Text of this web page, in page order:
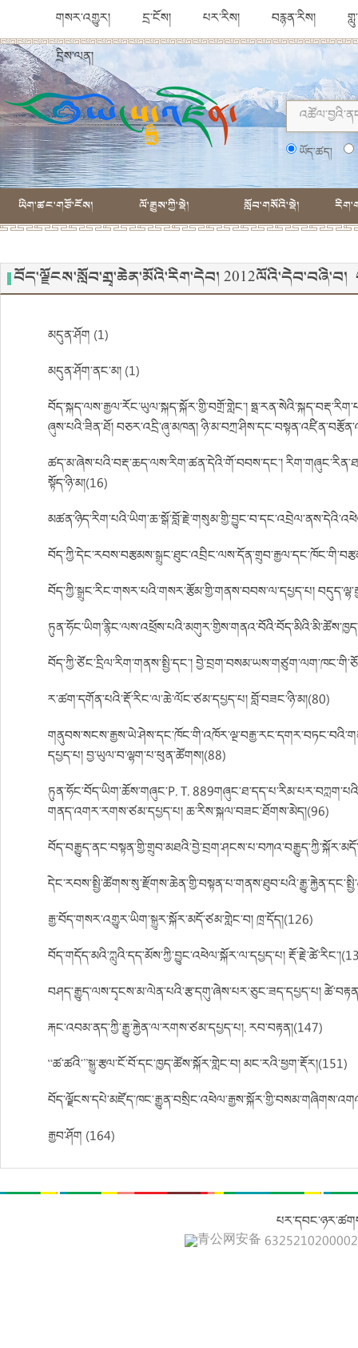
གསར་འགྱུར། དྲ་ངོས། པར་རིས། བརྙན་རིས།
དྲིས་ལན།
ཡོད་ཚད།
ཡིག་ཚང་གཙོ་ངོས། ལོ་རྒྱུས་ཀྱི་སྡེ། སློབ་གསོའི་སྡེ།
བོད་ལྗོངས་སློབ་གྲྭ་ཆེན་མོའི་རིག་དེབ།
མདུན་ཤོག (1)
མདུན་ཤོག་ནང་མ། (1)
བོད་སྐད་ལས་རྒྱལ་རོང་ཡུལ་སྐད་སྐོར་གྱི་བགྲོ་གླེང་།
ཞུས་པའི་ཟིན་ཐོ། བཅར་འདྲི་ཞུ་མཁན།
ཚད་མ་ཞེས་པའི་བརྡ་ཆད་ལས་རིག་ཚན་དེའི་གོ་བབས་དང་།
སྟོད་ཉི་མ།(16)
བོད་ཀྱི་སྒྲུང་རིང་གསར་པའི་གསར་རྩོམ་གྱི་གནས་བབས་ལ་དཔྱད་པ།
བོད་ཀྱི་ཙོང་དྲིལ་རིག་གནས་སྤྱི་དང་།
ར་ཚག་དགོན་པའི་རྡོ་རིང་ལ་ཆེ་ལོང་ཙམ་དཔྱད་པ། བློ་བཟང་ཉི་མ།(80)
དཔྱད་པ། བྱ་ཡུལ་བ་ལྷག་པ་ཕུན་ཚོགས།(88)
ཏུན་ཧོང་བོད་ཡིག་ཆོས་གཞུང་P. T.
གནད་འགར་རགས་ཙམ་དཔྱད་པ། ཆ་རིས་སྐལ་བཟང་ཐོགས་མེད།(96)
རྒྱ་བོད་གསར་འགྱུར་ཡིག་སྒྱུར་སྐོར་མདོ་ཙམ་གླེང་བ། ཁྲ་དོད།(126)
བོད་གདོད་མའི་ཀླུའི་དད་མོས་ཀྱི་བྱུང་འཕེལ་སྐོར་ལ་དཔྱད་པ།
བཤད་རྒྱུད་ལས་དྭངས་མ་ལེན་པའི་རྩ་དགུ་ཞེས་པར་ཅུང་ཟད་དཔྱད་པ།
རྐང་འབམ་ནད་ཀྱི་རྒྱུ་རྐྱེན་ལ་རགས་ཙམ་དཔྱད་པ།. རབ་བརྟན།(147)
“ཚ་ཚའི་”སྒྱུ་རྩལ་ངོ་བོ་དང་ཁྱད་ཚོས་སྐོར་གླེང་བ། མང་རའི་ཕྱག་རྡོར།(151)
རྒྱབ་ཤོག (164)
青公网安备